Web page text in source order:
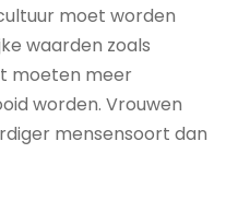
moet worden
waarden zoals
moeten meer
worden. Vrouwen
mensensoort dan